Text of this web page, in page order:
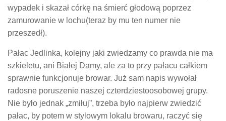
wypadek i skazał córkę na śmierć głodową poprzez
zamurowanie w lochu(teraz by mu ten numer nie
przeszedł).
Pałac Jedlinka, kolejny jaki zwiedzamy co prawda nie ma
szkieletu, ani Białej Damy, ale za to przy pałacu całkiem
sprawnie funkcjonuje browar. Już sam napis wywołał
radosne poruszenie naszej czterdziestoosobowej grupy.
Nie było jednak „zmiłuj”, trzeba było najpierw zwiedzić
pałac, by potem w stylowym lokalu browaru, raczyć się